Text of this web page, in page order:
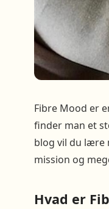
Fibre Mood er
finder man et
blog vil du lære
mission og
Hvad er